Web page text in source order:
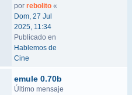
por rebolito «
Dom, 27 Jul
2025, 11:34
Publicado en
Hablemos de
Cine
emule 0.70b
Último mensaje